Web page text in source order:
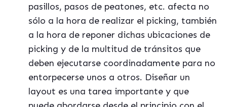
pasillos, pasos de peatones, etc. afecta no
sólo a la hora de realizar el picking, también
a la hora de reponer dichas ubicaciones de
picking y de la multitud de tránsitos que
deben ejecutarse coordinadamente para no
entorpecerse unos a otros. Diseñar un
layout es una tarea importante y que